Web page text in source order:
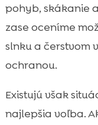
pohyb, skákanie
zase oceníme
slnku a čerstvom
ochranou.
Existujú však
najlepšia voľba.